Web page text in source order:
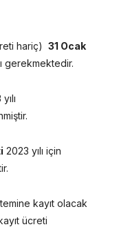
hariç) 31 Ocak
gerekmektedir.
2023 yılı için
kayıt olacak
ücreti